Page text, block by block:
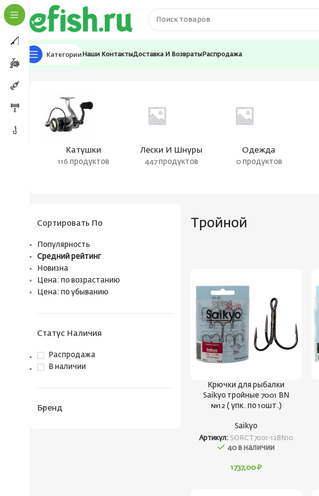
Категории Наши КонтактыДоставка И Возвраты Распродажа
Главная Товар Вид крючка
Катушки
116 продуктов
Лески И Шнуры
447 продуктов
Одежда
0 продуктов
Сортировать По
Популярность
Средний рейтинг
Новизна
Цена: по возрастанию
Цена: по убыванию
Статус Наличия
Распродажа
В наличии
Бренд
Тройной
Крючки для рыбалки
Saikyo тройные 7001 BN
№12 ( упк. по 10шт.)
Saikyo
Артикул: SORCT7001-12BN10
40 в наличии
1737,00 ₽